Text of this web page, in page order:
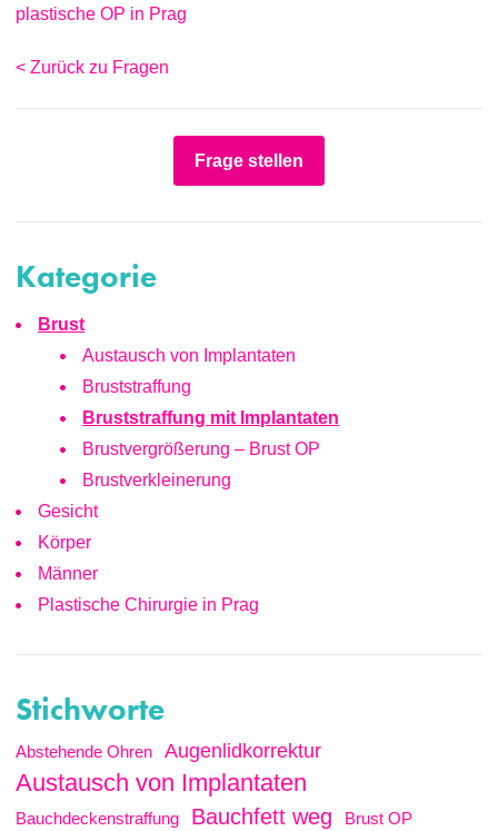
plastische OP in Prag
< Zurück zu Fragen
Frage stellen
Kategorie
Brust
Austausch von Implantaten
Bruststraffung
Bruststraffung mit Implantaten
Brustvergrößerung – Brust OP
Brustverkleinerung
Gesicht
Körper
Männer
Plastische Chirurgie in Prag
Stichworte
Abstehende Ohren Augenlidkorrektur
Austausch von Implantaten
Bauchdeckenstraffung Bauchfett weg Brust OP